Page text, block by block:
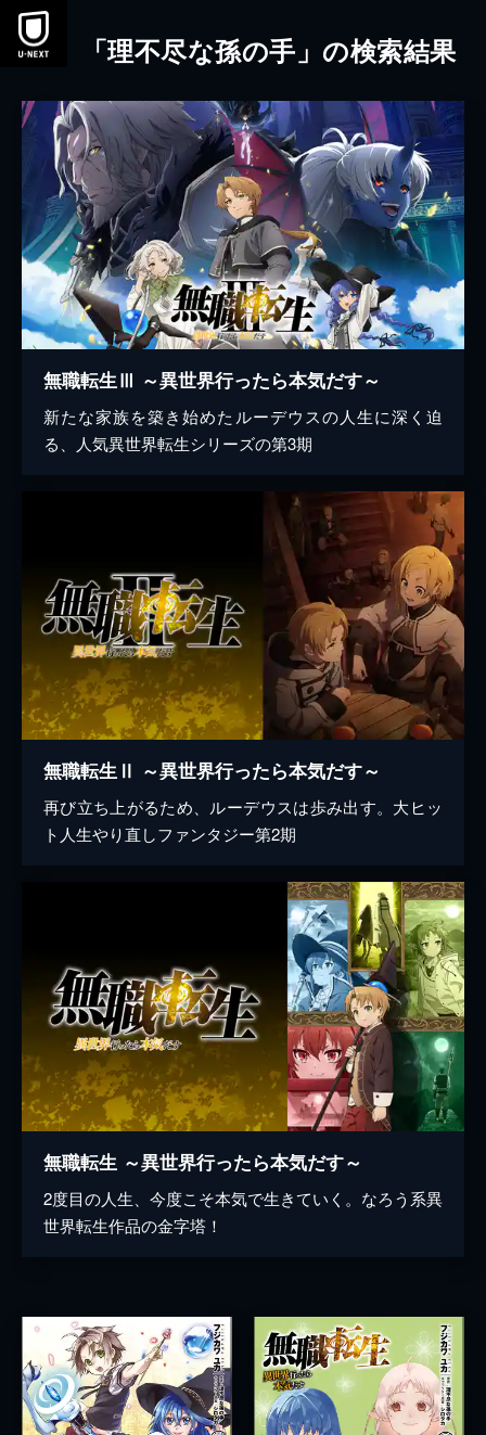
本文へスキップ
「理不尽な孫の手」の検索結果
無職転生Ⅲ ～異世界行ったら本気だす～
新たな家族を築き始めたルーデウスの人生に深く迫
る、人気異世界転生シリーズの第3期
無職転生Ⅱ ～異世界行ったら本気だす～
再び立ち上がるため、ルーデウスは歩み出す。大ヒッ
ト人生やり直しファンタジー第2期
無職転生 ～異世界行ったら本気だす～
2度目の人生、今度こそ本気で生きていく。なろう系異
世界転生作品の金字塔！